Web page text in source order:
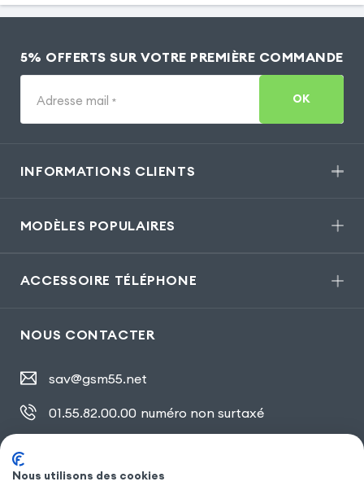
5% OFFERTS SUR VOTRE PREMIÈRE COMMANDE
Adresse mail * OK
INFORMATIONS CLIENTS
MODÈLES POPULAIRES
ACCESSOIRE TÉLÉPHONE
NOUS CONTACTER
sav@gsm55.net
01.55.82.00.00 numéro non surtaxé
Nous utilisons des cookies